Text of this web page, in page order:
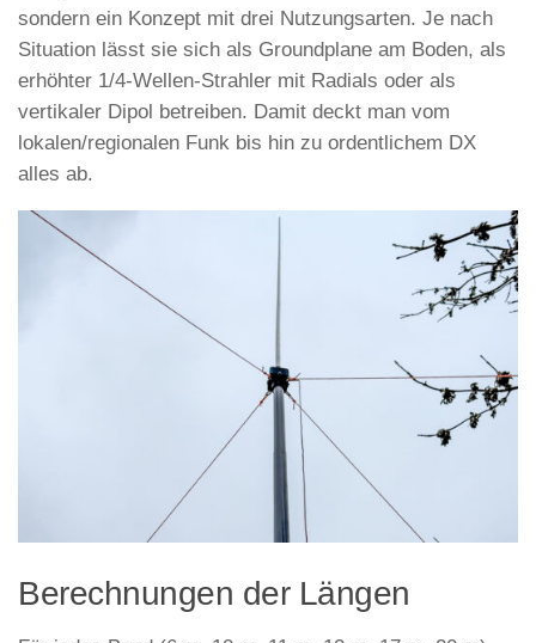
sondern ein Konzept mit drei Nutzungsarten. Je nach
Situation lässt sie sich als Groundplane am Boden, als
erhöhter 1/4-Wellen-Strahler mit Radials oder als
vertikaler Dipol betreiben. Damit deckt man vom
lokalen/regionalen Funk bis hin zu ordentlichem DX
alles ab.
Berechnungen der Längen